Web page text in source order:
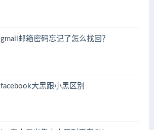
gmail邮箱密码忘记了怎么找回？
facebook大黑跟小黑区别